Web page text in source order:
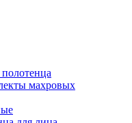
махровых